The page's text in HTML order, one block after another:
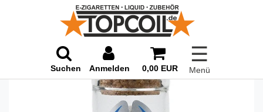
Suchen Anmelden 0,00 EUR
☰
Menü